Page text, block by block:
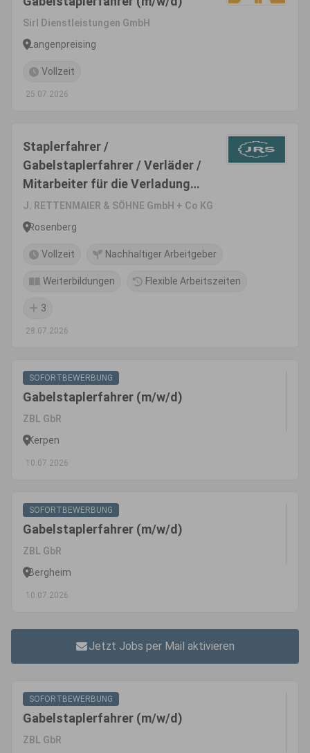
Sirl Dienstleistungen GmbH
Langenpreising
Vollzeit
25.07.2026
Staplerfahrer /
Gabelstaplerfahrer / Verläder /
Mitarbeiter für die Verladung
(m/w/d)
J. RETTENMAIER & SÖHNE GmbH + Co KG
Rosenberg
Vollzeit Nachhaltiger Arbeitgeber
Weiterbildungen Flexible Arbeitszeiten
3
28.07.2026
SOFORTBEWERBUNG
Gabelstaplerfahrer (m/w/d)
ZBL GbR
Kerpen
10.07.2026
SOFORTBEWERBUNG
Gabelstaplerfahrer (m/w/d)
ZBL GbR
Bergheim
10.07.2026
Jetzt Jobs per Mail aktivieren
SOFORTBEWERBUNG
Gabelstaplerfahrer (m/w/d)
ZBL GbR